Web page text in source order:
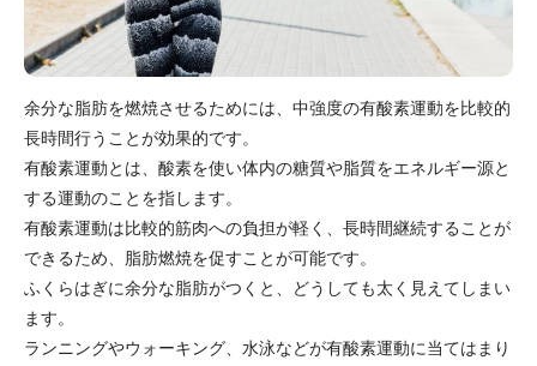
余分な脂肪を燃焼させるためには、中強度の有酸素運動を比較的
長時間行うことが効果的です。
有酸素運動とは、酸素を使い体内の糖質や脂質をエネルギー源と
する運動のことを指します。
有酸素運動は比較的筋肉への負担が軽く、長時間継続することが
できるため、脂肪燃焼を促すことが可能です。
ふくらはぎに余分な脂肪がつくと、どうしても太く見えてしまい
ます。
ランニングやウォーキング、水泳などが有酸素運動に当てはまり